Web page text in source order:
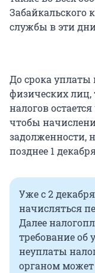
Забайкальского
службы в эти дни
До срока уплаты
физических лиц,
налогов
чтобы
задолженности,
позднее 1
Уже с 2
начисляться
Далее
требование об
неуплаты
органом